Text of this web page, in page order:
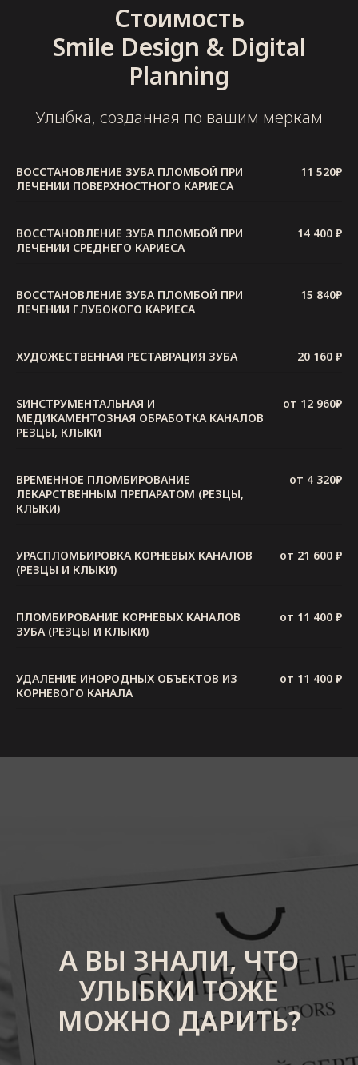
Стоимость
Smile Design & Digital
Planning
Улыбка, созданная по вашим меркам
ВОССТАНОВЛЕНИЕ ЗУБА ПЛОМБОЙ ПРИ
ЛЕЧЕНИИ ПОВЕРХНОСТНОГО КАРИЕСА
11 520₽
ВОССТАНОВЛЕНИЕ ЗУБА ПЛОМБОЙ ПРИ
ЛЕЧЕНИИ СРЕДНЕГО КАРИЕСА
14 400 ₽
ВОССТАНОВЛЕНИЕ ЗУБА ПЛОМБОЙ ПРИ
ЛЕЧЕНИИ ГЛУБОКОГО КАРИЕСА
15 840₽
ХУДОЖЕСТВЕННАЯ РЕСТАВРАЦИЯ ЗУБА 20 160 ₽
SИНСТРУМЕНТАЛЬНАЯ И
МЕДИКАМЕНТОЗНАЯ ОБРАБОТКА КАНАЛОВ
РЕЗЦЫ, КЛЫКИ
от 12 960₽
ВРЕМЕННОЕ ПЛОМБИРОВАНИЕ
ЛЕКАРСТВЕННЫМ ПРЕПАРАТОМ (РЕЗЦЫ,
КЛЫКИ)
от 4 320₽
УРАСПЛОМБИРОВКА КОРНЕВЫХ КАНАЛОВ
(РЕЗЦЫ И КЛЫКИ)
от 21 600 ₽
ПЛОМБИРОВАНИЕ КОРНЕВЫХ КАНАЛОВ
ЗУБА (РЕЗЦЫ И КЛЫКИ)
от 11 400 ₽
УДАЛЕНИЕ ИНОРОДНЫХ ОБЪЕКТОВ ИЗ
КОРНЕВОГО КАНАЛА
от 11 400 ₽
А ВЫ ЗНАЛИ, ЧТО
УЛЫБКИ ТОЖЕ
МОЖНО ДАРИТЬ?